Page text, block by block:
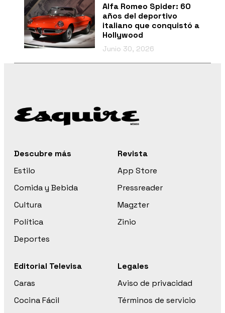
Alfa Romeo Spider: 60
años del deportivo
italiano que conquistó a
Hollywood
Junio 30, 2026
Descubre más
Estilo
Comida y Bebida
Cultura
Política
Deportes
Revista
App Store
Pressreader
Magzter
Zinio
Editorial Televisa
Caras
Cocina Fácil
Legales
Aviso de privacidad
Términos de servicio